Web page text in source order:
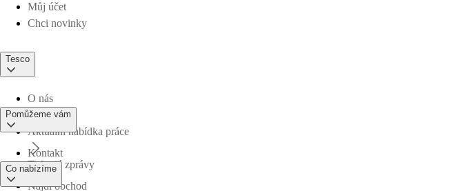
Můj účet
Chci novinky
Tesco
O nás
Aktuální nabídka práce
Tiskové zprávy
Pomůžeme vám
Kontakt
Najdi obchod
Co nabízíme